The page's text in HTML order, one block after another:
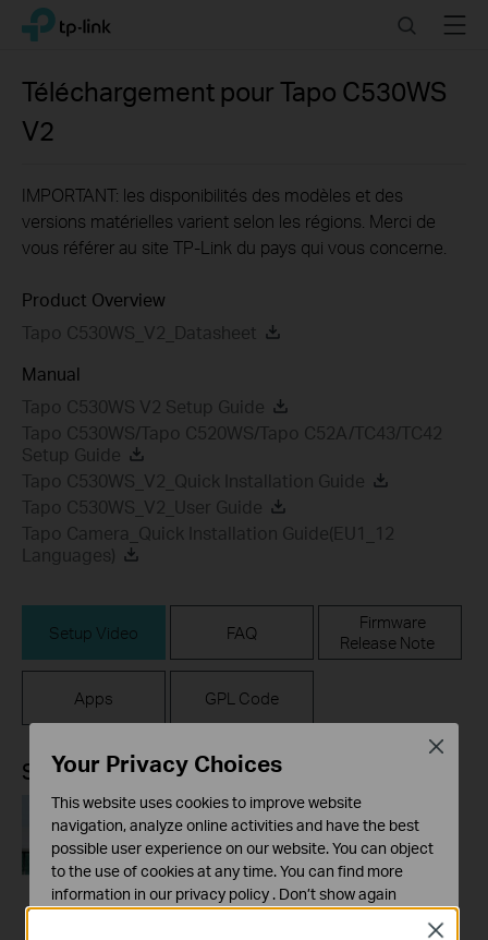
Click
the
navigation
TP-Link, Reliably Smart SearchMenu
Téléchargement pourTapo C530WS
V2
IMPORTANT: les disponibilités des modèles et des
versions matérielles varient selon les régions. Merci de
vous référer au site TP-Link du pays qui vous concerne.
Product Overview
Tapo C530WS_V2_Datasheet
Manual
Tapo C530WS V2 Setup Guide
Tapo C530WS/Tapo C520WS/Tapo C52A/TC43/TC42
Setup Guide
Tapo C530WS_V2_Quick Installation Guide
Tapo C530WS_V2_User Guide
Tapo Camera_Quick Installation Guide(EU1_12
Languages)
Setup Video FAQ
Firmware
Release Note
Apps GPL Code
Setup Video
Close
Your Privacy Choices
This website uses cookies to improve website
navigation, analyze online activities and have the best
possible user experience on our website. You can object
to the use of cookies at any time. You can find more
information in our privacy policy . Don’t show again
Close